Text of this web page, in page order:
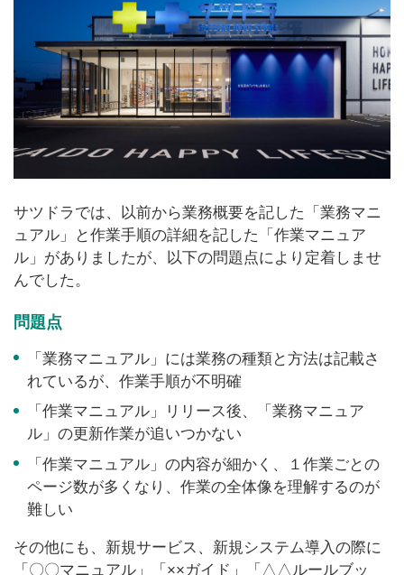
サツドラでは、以前から業務概要を記した「業務マニ
ュアル」と作業手順の詳細を記した「作業マニュア
ル」がありましたが、以下の問題点により定着しませ
んでした。
問題点
「業務マニュアル」には業務の種類と方法は記載さ
れているが、作業手順が不明確
「作業マニュアル」リリース後、「業務マニュア
ル」の更新作業が追いつかない
「作業マニュアル」の内容が細かく、１作業ごとの
ページ数が多くなり、作業の全体像を理解するのが
難しい
その他にも、新規サービス、新規システム導入の際に
「〇〇マニュアル」「××ガイド」「△△ルールブッ